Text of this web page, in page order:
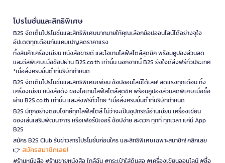
โปรโมชั่นและสิทธิพิเศษ
B2S จัดเต็มโปรโมชั่นและสิทธิพิเศษมากมายให้คุณเลือกช้อปออนไลน์ได้อย่างจุใจ
อัปเดตทุกเดือนกับแคมเปญลดราคาแรง
ทั้งสินค้าเครื่องเขียน หนังสือขายดี และไอเทมไลฟ์สไตล์สุดชิค พร้อมคูปองส่วนลด
และดีลพิเศษเมื่อช้อปผ่าน B2S.co.th เท่านั้น นอกจากนี้ B2S ยังใจดีส่งฟรีทั่วประเทศ
*เมื่อสั่งครบขั้นต่ำที่บริษัทกำหนด
B2S จัดเต็มโปรโมชั่นและสิทธิพิเศษเพียบ ช้อปออนไลน์ได้เลย! ลดแรงทุกเดือน ทั้ง
เครื่องเขียน หนังสือดัง ของไอเทมไลฟ์สไตล์สุดชิค พร้อมคูปองส่วนลดพิเศษเมื่อซื้อ
ผ่าน B2S.co.th เท่านั้น และส่งฟรีทั่วไทย *เมื่อสั่งครบขั้นต่ำที่บริษัทกำหนด
B2S มีทุกอย่างตอบโจทย์ทุกไลฟ์สไตล์ ไม่ว่าจะเป็นอุปกรณ์อ่านเขียน เครื่องเขียน
ของเล่นเสริมพัฒนาการ หรือเฟอร์นิเจอร์ ช้อปง่าย สะดวก ทุกที่ ทุกเวลา แค่มี App
B2S
สมัคร B2S Club รับข่าวสารโปรโมชั่นก่อนใคร และสิทธิพิเศษเฉพาะสมาชิก! คลิกเลย
👉 สมัครสมาชิกเลย!
#ร้านหนังสือ #ร้านขายหนังสือ ใกล้ฉัน #กระเป๋าใส่ดินสอ #เครื่องเขียนออนไลน์ #ซื้อ